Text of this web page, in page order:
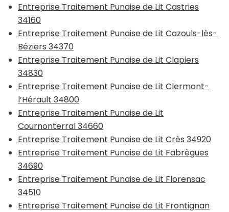
Entreprise Traitement Punaise de Lit Castries
34160
Entreprise Traitement Punaise de Lit Cazouls-lès-
Béziers 34370
Entreprise Traitement Punaise de Lit Clapiers
34830
Entreprise Traitement Punaise de Lit Clermont-
l’Hérault 34800
Entreprise Traitement Punaise de Lit
Cournonterral 34660
Entreprise Traitement Punaise de Lit Crès 34920
Entreprise Traitement Punaise de Lit Fabrègues
34690
Entreprise Traitement Punaise de Lit Florensac
34510
Entreprise Traitement Punaise de Lit Frontignan